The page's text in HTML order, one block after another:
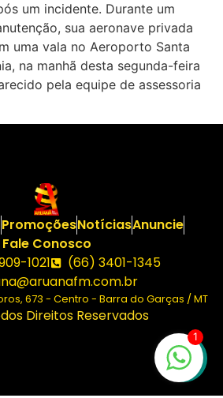
um incidente. Durante um
sua aeronave privada
uma vala no Aeroporto Santa
na manhã desta segunda-feira
pela equipe de assessoria
PromoçõesNotíciasAnuncie
Fale Conosco
1021
(66) 3401-1345
673 - Centro - Barra do Garças / MT
Direitos Reservados
1